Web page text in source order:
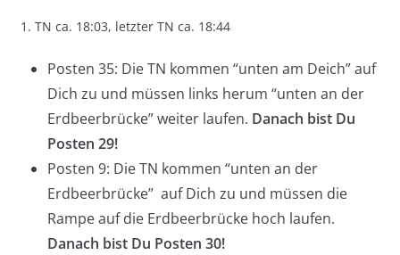
1. TN ca. 18:03, letzter TN ca. 18:44
Posten 35: Die TN kommen “unten am Deich” auf
Dich zu und müssen links herum “unten an der
Erdbeerbrücke” weiter laufen. Danach bist Du
Posten 29!
Posten 9: Die TN kommen “unten an der
Erdbeerbrücke” auf Dich zu und müssen die
Rampe auf die Erdbeerbrücke hoch laufen.
Danach bist Du Posten 30!